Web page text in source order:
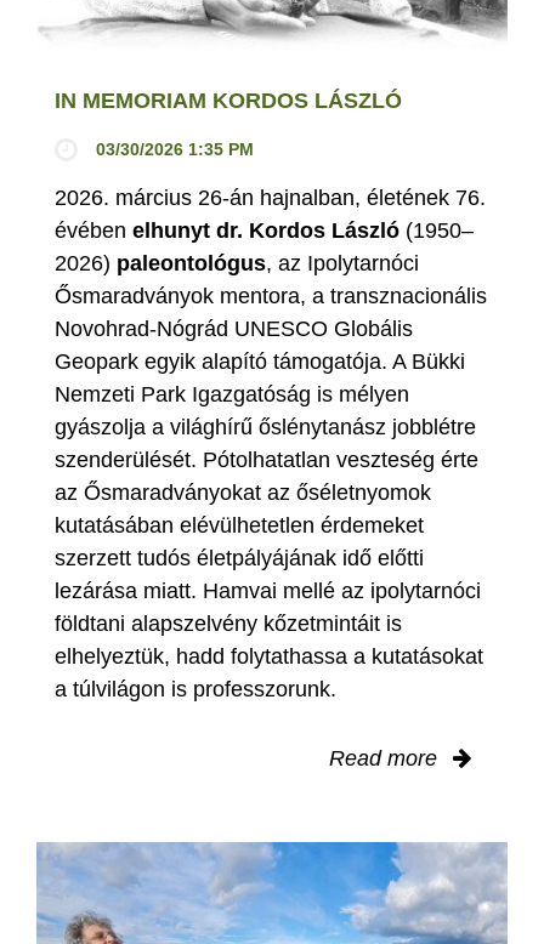
IN MEMORIAM KORDOS LÁSZLÓ
03/30/2026 1:35 PM
2026. március 26-án hajnalban, életének 76.
évében elhunyt dr. Kordos László (1950–
2026) paleontológus, az Ipolytarnóci
Ősmaradványok mentora, a transznacionális
Novohrad-Nógrád UNESCO Globális
Geopark egyik alapító támogatója. A Bükki
Nemzeti Park Igazgatóság is mélyen
gyászolja a világhírű őslénytanász jobblétre
szenderülését. Pótolhatatlan veszteség érte
az Ősmaradványokat az őséletnyomok
kutatásában elévülhetetlen érdemeket
szerzett tudós életpályájának idő előtti
lezárása miatt. Hamvai mellé az ipolytarnóci
földtani alapszelvény kőzetmintáit is
elhelyeztük, hadd folytathassa a kutatásokat
a túlvilágon is professzorunk.
Read more